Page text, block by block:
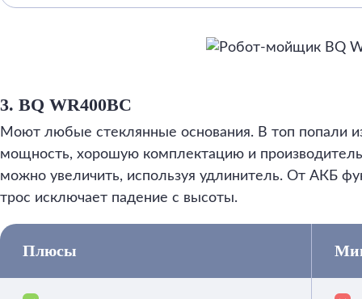
3. BQ WR400BC
Моют любые стеклянные основания. В топ попали
мощность, хорошую комплектацию и
можно увеличить, используя удлинитель. От АКБ
трос исключает падение с высоты.
Плюсы